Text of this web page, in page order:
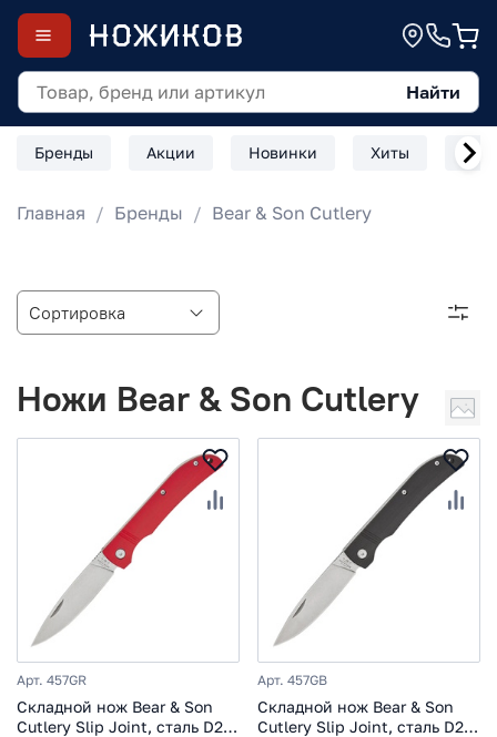
Найти
Бренды Акции Новинки Хиты
Главная Бренды Bear & Son Cutlery
Ножи Bear & Son Cutlery
Арт. 457GR
Складной нож Bear & Son
Cutlery Slip Joint, сталь D2,
Арт. 457GB
Складной нож Bear & Son
Cutlery Slip Joint, сталь D2,